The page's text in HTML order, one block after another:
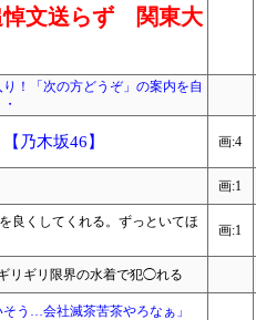
悼文送らず 関東大
！「次の方どうぞ」の案内を自
乃木坂46】 画:4
画:1
良くしてくれる。ずっといてほ
画:1
リギリ限界の水着で犯◯れる
う…会社滅茶苦茶やろなぁ」